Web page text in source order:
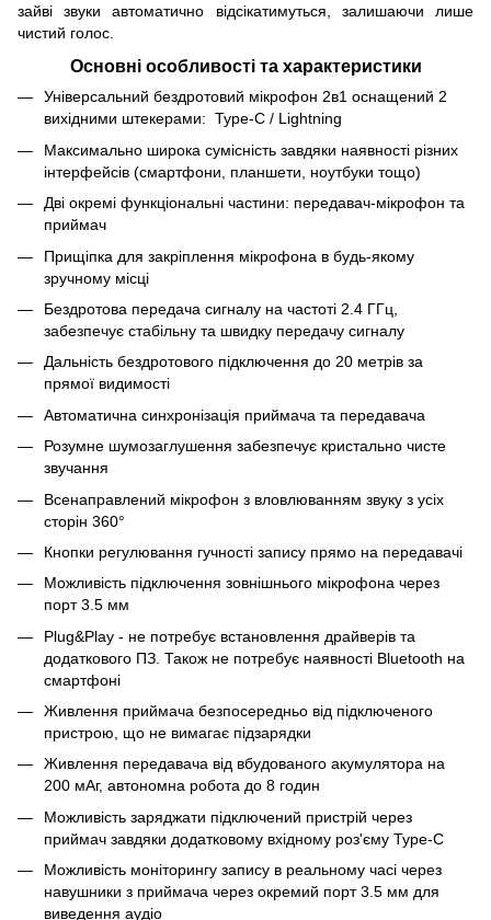
зайві звуки автоматично відсікатимуться, залишаючи лише
чистий голос.
Основні особливості та характеристики
Універсальний бездротовий мікрофон 2в1 оснащений 2
вихідними штекерами: Type-C / Lightning
Максимально широка сумісність завдяки наявності різних
інтерфейсів (смартфони, планшети, ноутбуки тощо)
Дві окремі функціональні частини: передавач-мікрофон та
приймач
Прищіпка для закріплення мікрофона в будь-якому
зручному місці
Бездротова передача сигналу на частоті 2.4 ГГц,
забезпечує стабільну та швидку передачу сигналу
Дальність бездротового підключення до 20 метрів за
прямої видимості
Автоматична синхронізація приймача та передавача
Розумне шумозаглушення забезпечує кристально чисте
звучання
Всенаправлений мікрофон з вловлюванням звуку з усіх
сторін 360°
Кнопки регулювання гучності запису прямо на передавачі
Можливість підключення зовнішнього мікрофона через
порт 3.5 мм
Plug&Play - не потребує встановлення драйверів та
додаткового ПЗ. Також не потребує наявності Bluetooth на
смартфоні
Живлення приймача безпосередньо від підключеного
пристрою, що не вимагає підзарядки
Живлення передавача від вбудованого акумулятора на
200 мАг, автономна робота до 8 годин
Можливість заряджати підключений пристрій через
приймач завдяки додатковому вхідному роз'єму Type-C
Можливість моніторингу запису в реальному часі через
навушники з приймача через окремий порт 3.5 мм для
виведення аудіо